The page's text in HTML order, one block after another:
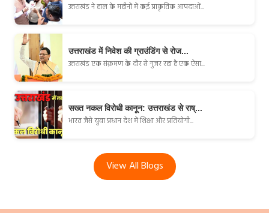
उत्तराखंड ने हाल के महीनों में कई प्राकृतिक आपदाओं...
उत्तराखंड में निवेश की ग्राउंडिंग से रोज...
उत्तराखंड एक संक्रमण के दौर से गुजर रहा है एक ऐसा...
सख्त नकल विरोधी कानून: उत्तराखंड से राष्...
भारत जैसे युवा प्रधान देश में शिक्षा और प्रतियोगी...
View All Blogs